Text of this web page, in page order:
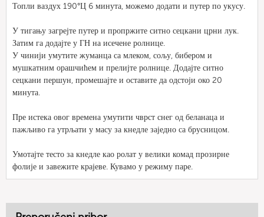
Топли ваздух 190°Ц 6 минута, можемо додати и путер по укусу.
У тигању загрејте путер и пропржите ситно сецкани црни лук.
Затим га додајте у ГН на исечене ролнице.
У чинији умутите жуманца са млеком, сољу, бибером и
мушкатним орашчићем и прелијте ролнице. Додајте ситно
сецкани першун, промешајте и оставите да одстоји око 20
минута.
Пре истека овог времена умутити чврст снег од беланаца и
пажљиво га утрљати у масу за кнедле заједно са брусницом.
Умотајте тесто за кнедле као ролат у велики комад прозирне
фолије и завежите крајеве. Кувамо у режиму паре.